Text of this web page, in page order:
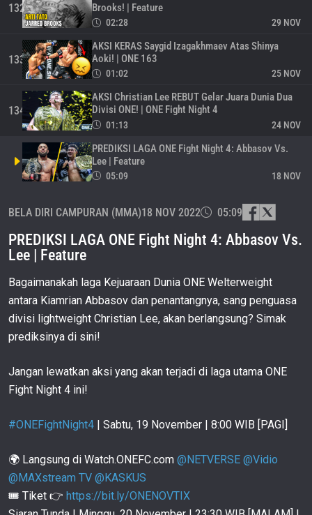
132
02:28 29 NOV
Brooks! | Feature
133
01:02 25 NOV
AKSI KERAS Saygid Izagakhmaev Atas Shinya
Aoki! | ONE 163
134
01:13 24 NOV
AKSI Christian Lee REBUT Gelar Juara Dunia Dua
Divisi ONE! | ONE Fight Night 4
05:09 18 NOV
PREDIKSI LAGA ONE Fight Night 4: Abbasov Vs.
Lee | Feature
136
Filipina! | Retrospeksi
137
02:40 13 NOV
Petarung Brasil Bibiano Fernandes KALAHKAN
138
Berbagai MOMEN TERBAIK Juara Dunia
Lightweight Christian Lee! | Retrospeksi
139
02:17
Debutan Panas! | ONE 162
140
02:19 5 NOV
141
03:12
Christian Lee REBUT Sabuk Emas Dari Oppa Korea!
| Juara Dunia ONE
Aung La N Sang Kembali Ke Jalur Kemenangan! |
BELA DIRI CAMPURAN (MMA)18 NOV 2022 05:09
PREDIKSI LAGA ONE Fight Night 4: Abbasov Vs.
Lee | Feature
Bagaimanakah laga Kejuaraan Dunia ONE Welterweight
antara Kiamrian Abbasov dan penantangnya, sang penguasa
divisi lightweight Christian Lee, akan berlangsung? Simak
prediksinya di sini!
Jangan lewatkan aksi yang akan terjadi di laga utama ONE
Fight Night 4 ini!
#ONEFightNight4 | Sabtu, 19 November | 8:00 WIB [PAGI]
🌍 Langsung di Watch.ONEFC.com @NETVERSE @Vidio
@MAXstream TV @KASKUS
🎟 Tiket 👉 https://bit.ly/ONENOVTIX